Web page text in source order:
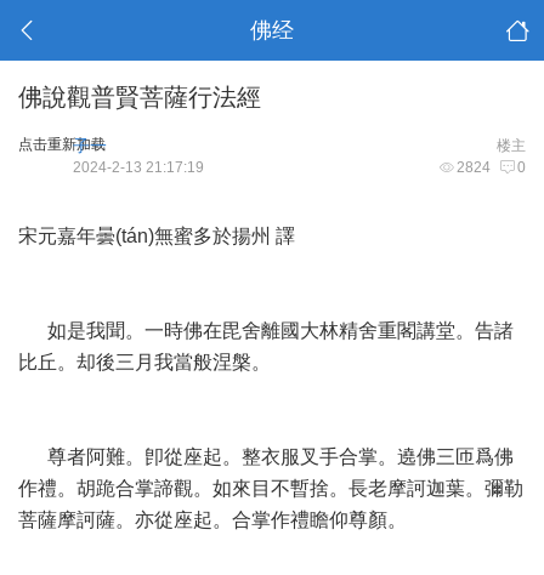
佛经
佛說觀普賢菩薩行法經
点击重新加载 楼主
子一
2824 0
2024-2-13 21:17:19
宋元嘉年曇(tán)無蜜多於揚州 譯
如是我聞。一時佛在毘舍離國大林精舍重閣講堂。告諸
比丘。却後三月我當般涅槃。
尊者阿難。卽從座起。整衣服叉手合掌。遶佛三匝爲佛
作禮。胡跪合掌諦觀。如來目不暫捨。長老摩訶迦葉。彌勒
菩薩摩訶薩。亦從座起。合掌作禮瞻仰尊顏。